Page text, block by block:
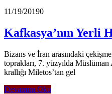
11/19/20190
Kafkasya’nın Yerli
Bizans ve İran arasındaki
toprakları, 7. yüzyılda Müslüman
krallığı Miletos’tan gel
Devamını Oku